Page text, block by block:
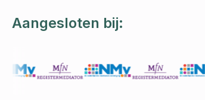
Aangesloten bij: